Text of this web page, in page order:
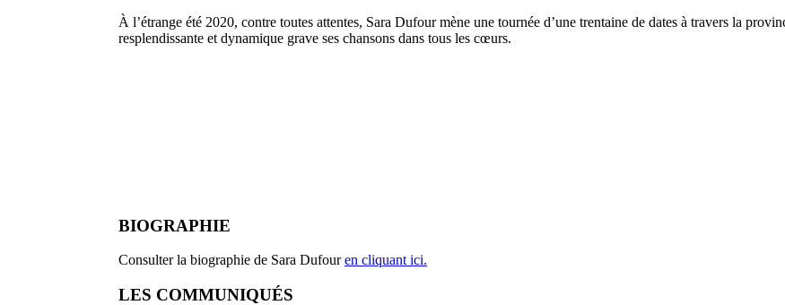
À l’étrange été 2020, contre toutes attentes, Sara Dufour mène une tournée d’une trentaine de dates à travers la
resplendissante et dynamique grave ses chansons dans tous les cœurs.
BIOGRAPHIE
Consulter la biographie de Sara Dufouren cliquant ici.
LES COMMUNIQUÉS